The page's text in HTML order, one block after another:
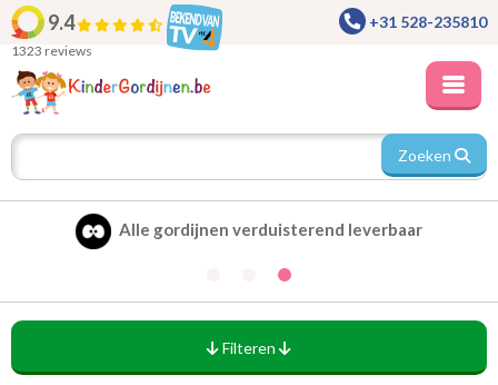
9.4
1323 reviews
+31 528-235810
Zoeken
Alle gordijnen verduisterend leverbaar
Filteren